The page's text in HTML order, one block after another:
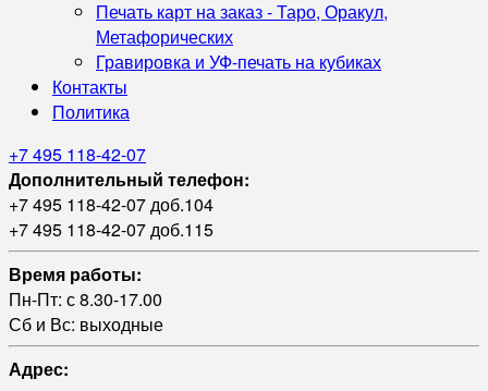
Печать карт на заказ - Таро, Оракул,
Метафорических
Гравировка и УФ‑печать на кубиках
Контакты
Политика
+7 495 118-42-07
Дополнительный телефон:
+7 495 118-42-07 доб.104
+7 495 118-42-07 доб.115
Время работы:
Пн-Пт: с 8.30-17.00
Сб и Вс: выходные
Адрес: